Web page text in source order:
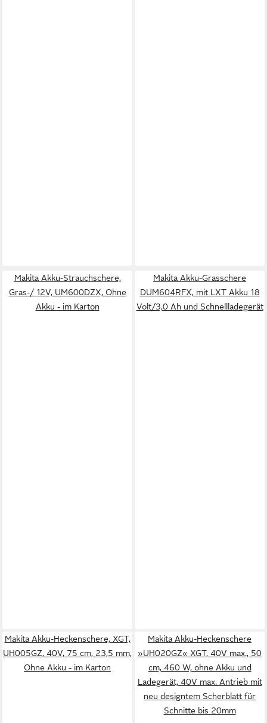
Makita Akku-Strauchschere,
Gras-/ 12V, UM600DZX, Ohne
Akku - im Karton
Makita Akku-Grasschere
DUM604RFX, mit LXT Akku 18
Volt/3,0 Ah und Schnellladegerät
Makita Akku-Heckenschere, XGT,
UH005GZ, 40V, 75 cm, 23,5 mm,
Ohne Akku - im Karton
Makita Akku-Heckenschere
»UH020GZ« XGT, 40V max., 50
cm, 460 W, ohne Akku und
Ladegerät, 40V max. Antrieb mit
neu designtem Scherblatt für
Schnitte bis 20mm